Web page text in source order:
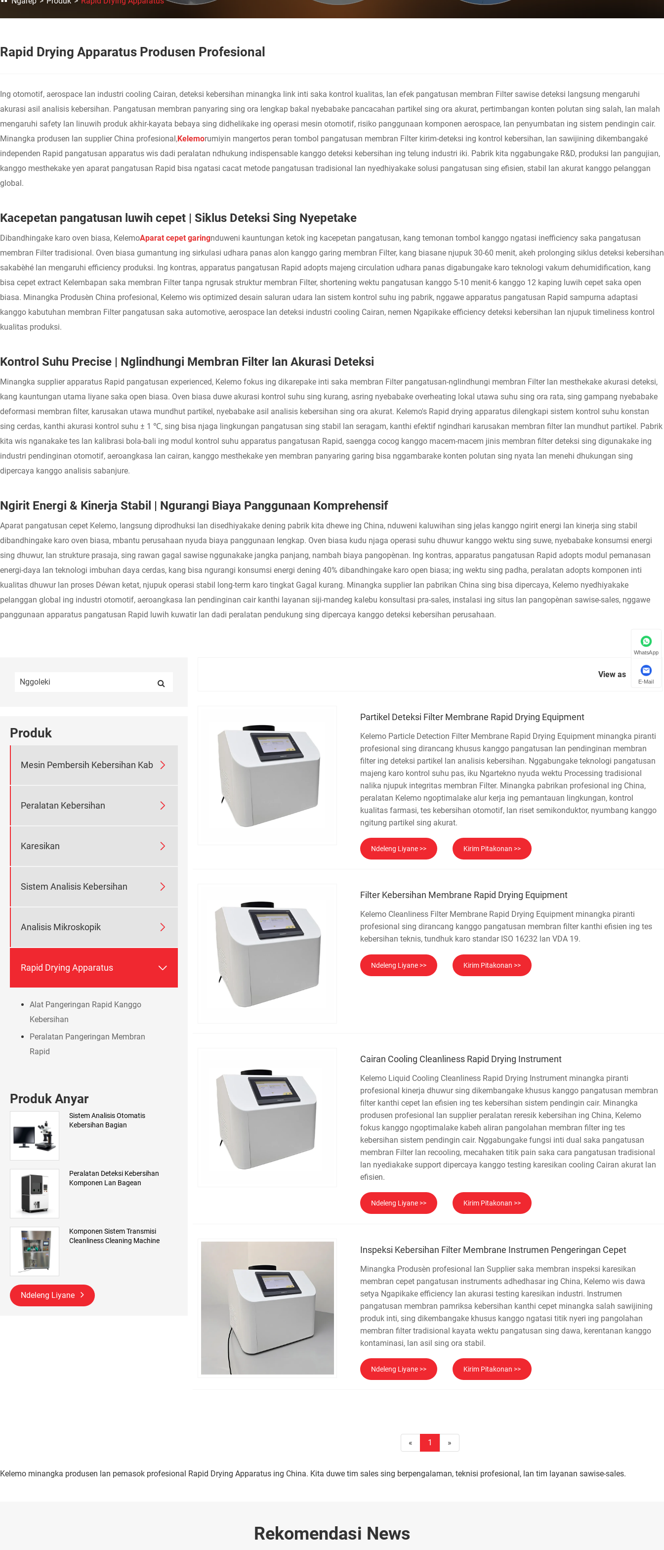
Rapid Drying Apparatus Produsen Profesional
Ing otomotif, aerospace lan industri cooling Cairan, deteksi kebersihan minangka link inti saka kontrol kualitas, lan efek pangatusan membran Filter sawise deteksi langsung mengaruhi
akurasi asil analisis kebersihan. Pangatusan membran panyaring sing ora lengkap bakal nyebabake pancacahan partikel sing ora akurat, pertimbangan konten polutan sing salah, lan malah
mengaruhi safety lan linuwih produk akhir-kayata bebaya sing didhelikake ing operasi mesin otomotif, risiko panggunaan komponen aerospace, lan penyumbatan ing sistem pendingin cair.
Minangka produsen lan supplier China profesional,Kelemorumiyin mangertos peran tombol pangatusan membran Filter kirim-deteksi ing kontrol kebersihan, lan sawijining dikembangaké
independen Rapid pangatusan apparatus wis dadi peralatan ndhukung indispensable kanggo deteksi kebersihan ing telung industri iki. Pabrik kita nggabungake R&D, produksi lan pangujian,
kanggo mesthekake yen aparat pangatusan Rapid bisa ngatasi cacat metode pangatusan tradisional lan nyedhiyakake solusi pangatusan sing efisien, stabil lan akurat kanggo pelanggan
global.
Kacepetan pangatusan luwih cepet | Siklus Deteksi Sing Nyepetake
Dibandhingake karo oven biasa, KelemoAparat cepet garingnduweni kauntungan ketok ing kacepetan pangatusan, kang temonan tombol kanggo ngatasi inefficiency saka pangatusan
membran Filter tradisional. Oven biasa gumantung ing sirkulasi udhara panas alon kanggo garing membran Filter, kang biasane njupuk 30-60 menit, akeh prolonging siklus deteksi kebersihan
sakabèhé lan mengaruhi efficiency produksi. Ing kontras, apparatus pangatusan Rapid adopts majeng circulation udhara panas digabungake karo teknologi vakum dehumidification, kang
bisa cepet extract Kelembapan saka membran Filter tanpa ngrusak struktur membran Filter, shortening wektu pangatusan kanggo 5-10 menit-6 kanggo 12 kaping luwih cepet saka open
biasa. Minangka Produsèn China profesional, Kelemo wis optimized desain saluran udara lan sistem kontrol suhu ing pabrik, nggawe apparatus pangatusan Rapid sampurna adaptasi
kanggo kabutuhan membran Filter pangatusan saka automotive, aerospace lan deteksi industri cooling Cairan, nemen Ngapikake efficiency deteksi kebersihan lan njupuk timeliness kontrol
kualitas produksi.
Kontrol Suhu Precise | Nglindhungi Membran Filter lan Akurasi Deteksi
Minangka supplier apparatus Rapid pangatusan experienced, Kelemo fokus ing dikarepake inti saka membran Filter pangatusan-nglindhungi membran Filter lan mesthekake akurasi deteksi,
kang kauntungan utama liyane saka open biasa. Oven biasa duwe akurasi kontrol suhu sing kurang, asring nyebabake overheating lokal utawa suhu sing ora rata, sing gampang nyebabake
deformasi membran filter, karusakan utawa mundhut partikel, nyebabake asil analisis kebersihan sing ora akurat. Kelemo's Rapid drying apparatus dilengkapi sistem kontrol suhu konstan
sing cerdas, kanthi akurasi kontrol suhu ± 1 ℃, sing bisa njaga lingkungan pangatusan sing stabil lan seragam, kanthi efektif ngindhari karusakan membran filter lan mundhut partikel. Pabrik
kita wis nganakake tes lan kalibrasi bola-bali ing modul kontrol suhu apparatus pangatusan Rapid, saengga cocog kanggo macem-macem jinis membran filter deteksi sing digunakake ing
industri pendinginan otomotif, aeroangkasa lan cairan, kanggo mesthekake yen membran panyaring garing bisa nggambarake konten polutan sing nyata lan menehi dhukungan sing
dipercaya kanggo analisis sabanjure.
Ngirit Energi & Kinerja Stabil | Ngurangi Biaya Panggunaan Komprehensif
Aparat pangatusan cepet Kelemo, langsung diprodhuksi lan disedhiyakake dening pabrik kita dhewe ing China, nduweni kaluwihan sing jelas kanggo ngirit energi lan kinerja sing stabil
dibandhingake karo oven biasa, mbantu perusahaan nyuda biaya panggunaan lengkap. Oven biasa kudu njaga operasi suhu dhuwur kanggo wektu sing suwe, nyebabake konsumsi energi
sing dhuwur, lan strukture prasaja, sing rawan gagal sawise nggunakake jangka panjang, nambah biaya pangopènan. Ing kontras, apparatus pangatusan Rapid adopts modul pemanasan
energi-daya lan teknologi imbuhan daya cerdas, kang bisa ngurangi konsumsi energi dening 40% dibandhingake karo open biasa; ing wektu sing padha, peralatan adopts komponen inti
kualitas dhuwur lan proses Déwan ketat, njupuk operasi stabil long-term karo tingkat Gagal kurang. Minangka supplier lan pabrikan China sing bisa dipercaya, Kelemo nyedhiyakake
pelanggan global ing industri otomotif, aeroangkasa lan pendinginan cair kanthi layanan siji-mandeg kalebu konsultasi pra-sales, instalasi ing situs lan pangopènan sawise-sales, nggawe
panggunaan apparatus pangatusan Rapid luwih kuwatir lan dadi peralatan pendukung sing dipercaya kanggo deteksi kebersihan perusahaan.
Produk
Mesin Pembersih Kebersihan Kab 
Peralatan Kebersihan 
Karesikan 
Sistem Analisis Kebersihan 
Analisis Mikroskopik 
Rapid Drying Apparatus 
Alat Pangeringan Rapid Kanggo
Kebersihan
Peralatan Pangeringan Membran
Rapid
Produk Anyar
Sistem Analisis Otomatis
Kebersihan Bagian
Peralatan Deteksi Kebersihan
Komponen Lan Bagean
Komponen Sistem Transmisi
Cleanliness Cleaning Machine
Ndeleng Liyane
View as
Partikel Deteksi Filter Membrane Rapid Drying Equipment
Kelemo Particle Detection Filter Membrane Rapid Drying Equipment minangka piranti
profesional sing dirancang khusus kanggo pangatusan lan pendinginan membran
filter ing deteksi partikel lan analisis kebersihan. Nggabungake teknologi pangatusan
majeng karo kontrol suhu pas, iku Ngartekno nyuda wektu Processing tradisional
nalika njupuk integritas membran Filter. Minangka pabrikan profesional ing China,
peralatan Kelemo ngoptimalake alur kerja ing pemantauan lingkungan, kontrol
kualitas farmasi, tes kebersihan otomotif, lan riset semikonduktor, nyumbang kanggo
ngitung partikel sing akurat.
Ndeleng Liyane >> Kirim Pitakonan >>
Filter Kebersihan Membrane Rapid Drying Equipment
Kelemo Cleanliness Filter Membrane Rapid Drying Equipment minangka piranti
profesional sing dirancang kanggo pangatusan membran filter kanthi efisien ing tes
kebersihan teknis, tundhuk karo standar ISO 16232 lan VDA 19.
Ndeleng Liyane >> Kirim Pitakonan >>
Cairan Cooling Cleanliness Rapid Drying Instrument
Kelemo Liquid Cooling Cleanliness Rapid Drying Instrument minangka piranti
profesional kinerja dhuwur sing dikembangake khusus kanggo pangatusan membran
filter kanthi cepet lan efisien ing tes kebersihan sistem pendingin cair. Minangka
produsen profesional lan supplier peralatan reresik kebersihan ing China, Kelemo
fokus kanggo ngoptimalake kabeh aliran pangolahan membran filter ing tes
kebersihan sistem pendingin cair. Nggabungake fungsi inti dual saka pangatusan
membran Filter lan recooling, mecahaken titik pain saka cara pangatusan tradisional
lan nyediakake support dipercaya kanggo testing karesikan cooling Cairan akurat lan
efisien.
Ndeleng Liyane >> Kirim Pitakonan >>
Inspeksi Kebersihan Filter Membrane Instrumen Pengeringan Cepet
Minangka Produsèn profesional lan Supplier saka membran inspeksi karesikan
membran cepet pangatusan instruments adhedhasar ing China, Kelemo wis dawa
setya Ngapikake efficiency lan akurasi testing karesikan industri. Instrumen
pangatusan membran pamriksa kebersihan kanthi cepet minangka salah sawijining
produk inti, sing dikembangake khusus kanggo ngatasi titik nyeri ing pangolahan
membran filter tradisional kayata wektu pangatusan sing dawa, kerentanan kanggo
kontaminasi, lan asil sing ora stabil.
Ndeleng Liyane >> Kirim Pitakonan >>
« 1 »
Kelemo minangka produsen lan pemasok profesional Rapid Drying Apparatus ing China. Kita duwe tim sales sing berpengalaman, teknisi profesional, lan tim layanan sawise-sales.
Rekomendasi News
WhatsApp
E-Mail